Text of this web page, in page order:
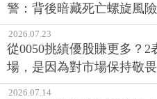
警：背後暗藏死亡螺旋風險
2026.07.23
從0050挑績優股賺更多？
場，是因為對市場保持敬畏
2026.07.14